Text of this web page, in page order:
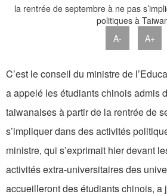
A- A+
C’est le conseil du ministre de
a appelé les étudiants chinois admis
taiwanaises à partir de la rentrée de
s’impliquer dans des activités
ministre, qui s’exprimait hier devant
activités extra-universitaires des
accueilleront des étudiants chinois, a